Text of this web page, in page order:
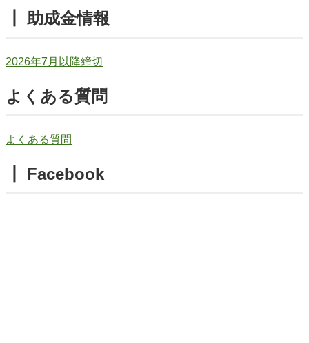
┃ 助成金情報
2026年7月以降締切
よくある質問
よくある質問
┃ Facebook